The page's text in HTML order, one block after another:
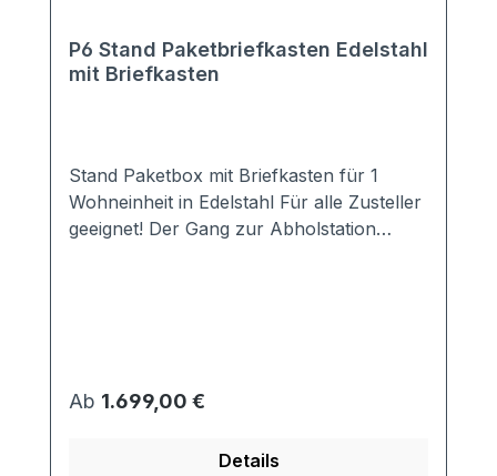
P6 Stand Paketbriefkasten Edelstahl
mit Briefkasten
Stand Paketbox mit Briefkasten für 1
Wohneinheit in Edelstahl Für alle Zusteller
geeignet! Der Gang zur Abholstation
DIN EN 13724 konformer Briefkasten
(passend für alle DIN A4 Umschläge) 1
Auswahl) 3-Punkt-Verriegeleung inkl.
Regulärer Preis:
Ab 1.699,00 €
Details